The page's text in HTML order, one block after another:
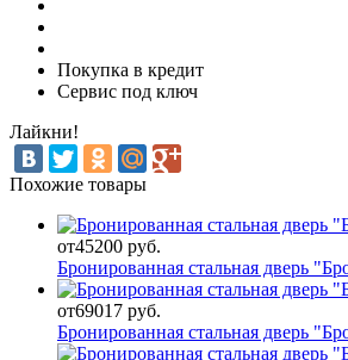
Покупка в кредит
Сервис под ключ
Лайкни!
Похожие товары
от45200 руб.
Бронированная стальная дверь
от69017 руб.
Бронированная стальная дверь